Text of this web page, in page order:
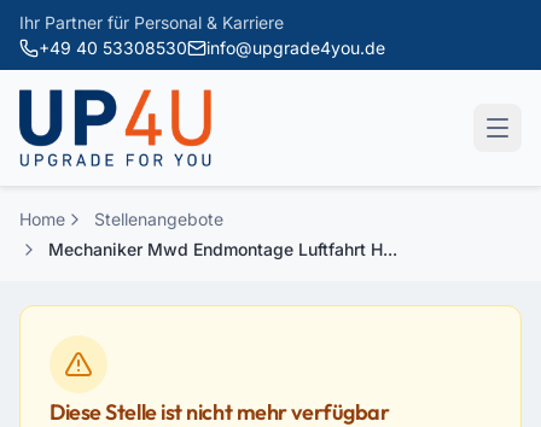
Zum Hauptinhalt springen
Ihr Partner für Personal & Karriere
+49 40 53308530
info@upgrade4you.de
Home
Stellenangebote
Mechaniker Mwd Endmontage Luftfahrt H...
Diese Stelle ist nicht mehr verfügbar